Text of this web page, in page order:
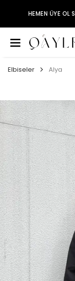
HEMEN ÜYE OL
Elbiseler Alya